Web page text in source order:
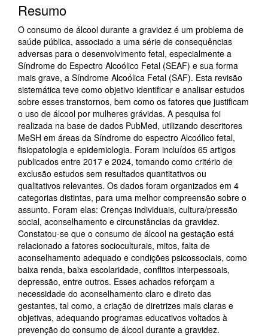
Resumo
O consumo de álcool durante a gravidez é um problema de
saúde pública, associado a uma série de consequências
adversas para o desenvolvimento fetal, especialmente a
Síndrome do Espectro Alcoólico Fetal (SEAF) e sua forma
mais grave, a Síndrome Alcoólica Fetal (SAF). Esta revisão
sistemática teve como objetivo identificar e analisar estudos
sobre esses transtornos, bem como os fatores que justificam
o uso de álcool por mulheres grávidas. A pesquisa foi
realizada na base de dados PubMed, utilizando descritores
MeSH em áreas da Síndrome do espectro Alcoólico fetal,
fisiopatologia e epidemiologia. Foram incluídos 65 artigos
publicados entre 2017 e 2024, tomando como critério de
exclusão estudos sem resultados quantitativos ou
qualitativos relevantes. Os dados foram organizados em 4
categorias distintas, para uma melhor compreensão sobre o
assunto. Foram elas: Crenças individuais, cultura/pressão
social, aconselhamento e circunstâncias da gravidez.
Constatou-se que o consumo de álcool na gestação está
relacionado a fatores socioculturais, mitos, falta de
aconselhamento adequado e condições psicossociais, como
baixa renda, baixa escolaridade, conflitos interpessoais,
depressão, entre outros. Esses achados reforçam a
necessidade do aconselhamento claro e direto das
gestantes, tal como, a criação de diretrizes mais claras e
objetivas, adequando programas educativos voltados à
prevenção do consumo de álcool durante a gravidez.